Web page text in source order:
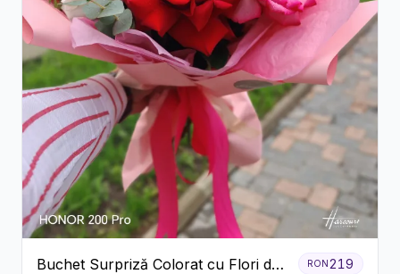
Buchet Surpriză Colorat cu Flori de
RON 219